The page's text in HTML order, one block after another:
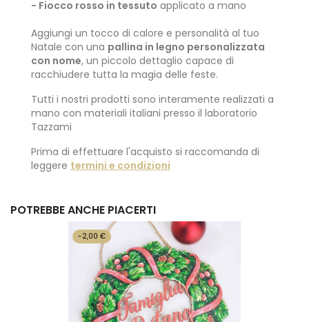
- Fiocco rosso in tessuto applicato a mano
Aggiungi un tocco di calore e personalità al tuo
Natale con una pallina in legno personalizzata
con nome, un piccolo dettaglio capace di
racchiudere tutta la magia delle feste.
Tutti i nostri prodotti sono interamente realizzati a
mano con materiali italiani presso il laboratorio
Tazzami
Prima di effettuare l'acquisto si raccomanda di
leggere termini e condizioni
POTREBBE ANCHE PIACERTI
-2,00 €